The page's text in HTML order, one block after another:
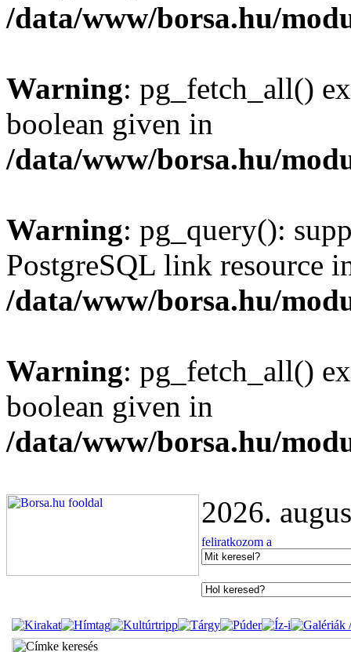
/data/www/borsa.hu/
Warning: pg_fetch_all()
boolean given in
/data/www/borsa.hu/
Warning: pg_query():
PostgreSQL link resource
/data/www/borsa.hu/
Warning: pg_fetch_all()
boolean given in
/data/www/borsa.hu/
2026.